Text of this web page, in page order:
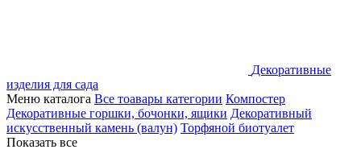
Декоративные
изделия для сада
Меню каталога Все тоавары категории Компостер
Декоративные горшки, бочонки, ящики Декоративный
искусственный камень (валун) Торфяной биотуалет
Показать все